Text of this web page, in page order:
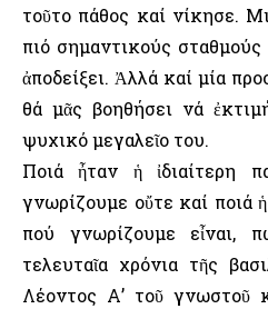
τοῦτο πάθος καί νίκησε.
πιό σημαντικούς
ἀποδείξει. Ἀλλά καί μία
θά μᾶς βοηθήσει νά
ψυχικό μεγαλεῖο του.
Ποιά ἦταν ἡ ἰδιαίτερη
γνωρίζουμε οὔτε καί ποιά
πού γνωρίζουμε εἶναι,
τελευταῖα χρόνια τῆς
Λέοντος Α’ τοῦ γνωστοῦ